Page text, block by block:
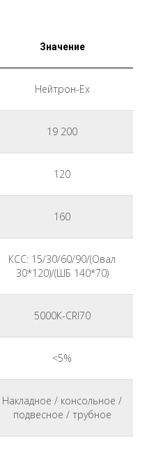
Значение
Нейтрон-Ex
19 200
120
160
КСС: 15/30/60/90/(Овал
30*120)/(ШБ 140*70)
5000К-CRI70
<5%
Накладное / консольное /
подвесное / трубное